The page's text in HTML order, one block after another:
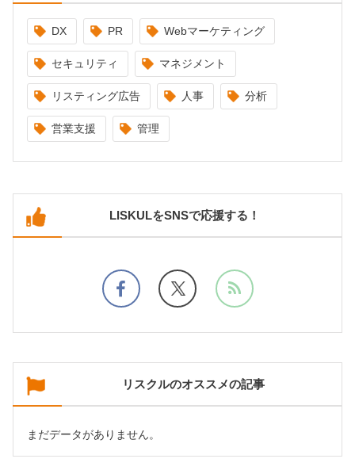
DX PR Webマーケティング
セキュリティ マネジメント
リスティング広告 人事 分析
営業支援 管理
LISKULをSNSで応援する！
リスクルのオススメの記事
まだデータがありません。